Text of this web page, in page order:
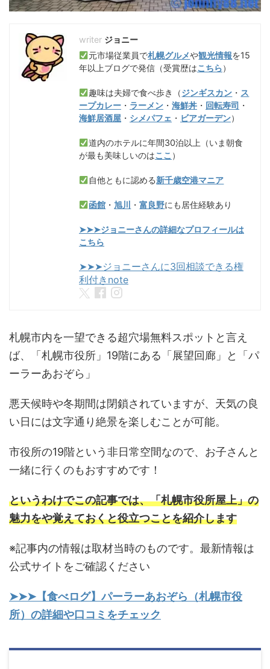
ジョニー
元市場従業員で札幌グルメや観光情報を15
年以上ブログで発信（受賞歴はこちら）
趣味は夫婦で食べ歩き（ジンギスカン ・ ス
ープカレー ・ ラーメン ・ 海鮮丼 ・ 回転寿司 ・
海鮮居酒屋 ・ シメパフェ ・ ビアガーデン）
道内のホテルに年間30泊以上（いま朝食
が最も美味しいのはここ ）
自他ともに認める新千歳空港マニア
函館 ・旭川 ・富良野にも居住経験あり
➤➤➤ジョニーさんの詳細なプロフィールは
こちら
➤➤➤ジョニーさんに3回相談できる権
利付きnote
札幌市内を一望できる超穴場無料スポットと言え
ば、「札幌市役所」19階にある「展望回廊」と「パ
ーラーあおぞら」
悪天候時や冬期間は閉鎖されていますが、天気の良
い日には文字通り絶景を楽しむことが可能。
市役所の19階という非日常空間なので、お子さんと
一緒に行くのもおすすめです！
というわけでこの記事では、「札幌市役所屋上」の
魅力をや覚えておくと役立つことを紹介します
※記事内の情報は取材当時のものです。最新情報は
公式サイトをご確認ください
➤➤➤【食べログ】パーラーあおぞら（札幌市役
所）の詳細や口コミをチェック